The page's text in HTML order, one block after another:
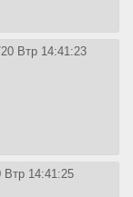
Втр 14:41:23
Втр 14:41:25